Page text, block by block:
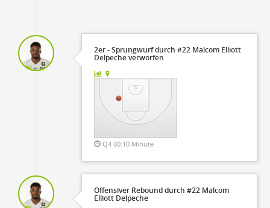
2er - Sprungwurf durch #22 Malcom Elliott
Delpeche verworfen
Q4 00:10 Minute
Offensiver Rebound durch #22 Malcom
Elliott Delpeche